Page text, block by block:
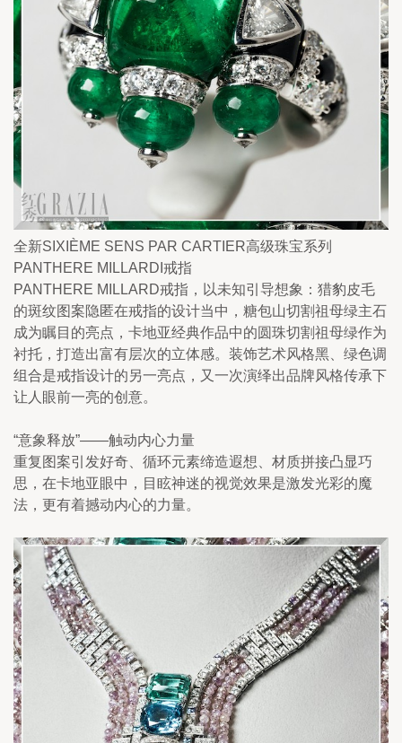
全新SIXIÈME SENS PAR CARTIER高级珠宝系列
PANTHERE MILLARDI戒指
PANTHERE MILLARD戒指，以未知引导想象：猎豹皮毛
的斑纹图案隐匿在戒指的设计当中，糖包山切割祖母绿主石
成为瞩目的亮点，卡地亚经典作品中的圆珠切割祖母绿作为
衬托，打造出富有层次的立体感。装饰艺术风格黑、绿色调
组合是戒指设计的另一亮点，又一次演绎出品牌风格传承下
让人眼前一亮的创意。
“意象释放”——触动内心力量
重复图案引发好奇、循环元素缔造遐想、材质拼接凸显巧
思，在卡地亚眼中，目眩神迷的视觉效果是激发光彩的魔
法，更有着撼动内心的力量。